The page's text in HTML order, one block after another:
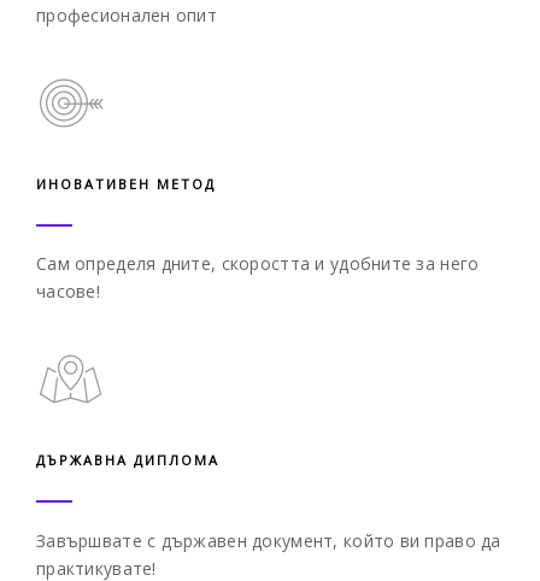
професионален опит
ИНОВАТИВЕН МЕТОД
Сам определя дните, скоростта и удобните за него
часове!
ДЪРЖАВНА ДИПЛОМА
Завършвате с държавен документ, който ви право да
практикувате!